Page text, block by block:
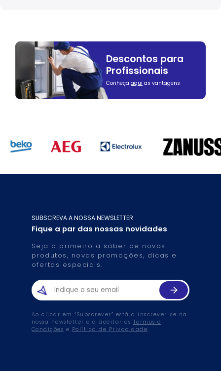
Descontos para
Profissionais
Conheça aqui as vantagens
SUBSCREVA A NOSSA NEWSLETTER
Fique a par das nossas novidades
Seja o primeiro a saber de novos
produtos, novas promoções, dicas e
ofertas especiais.
Ao clicar em “Subscrever” está a inscrever-se na
nossa newsletter e a aceitar os Termos e
Condições e Política de Privacidade.